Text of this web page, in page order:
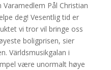
Varamedlem Pål Christian
deg! Vesentlig tid er
vi tror vil bringe oss
boligprisen, sier
Världsmusikgalan i
være unormalt høye